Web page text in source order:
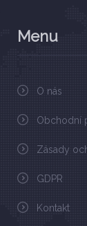
Menu
O nás
Obchodní
Zásady
GDPR
Kontakt